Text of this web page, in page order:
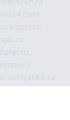
solnyshko.ru